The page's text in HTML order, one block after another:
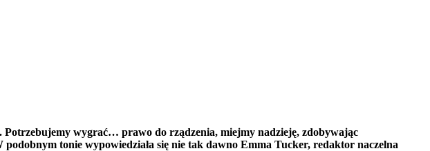
wygrać… prawo do rządzenia, miejmy nadzieję, zdobywając
tonie wypowiedziała się nie tak dawno Emma Tucker, redaktor naczelna